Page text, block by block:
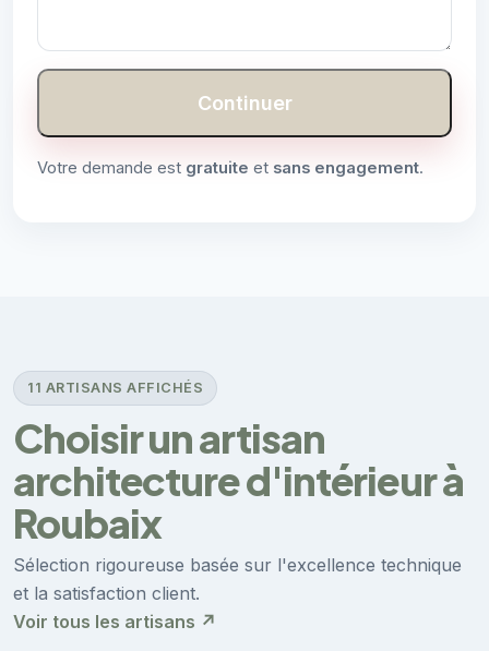
Continuer
Votre demande est gratuite et sans engagement.
11 ARTISANS AFFICHÉS
Choisir un artisan
architecture d'intérieur à
Roubaix
Sélection rigoureuse basée sur l'excellence technique
et la satisfaction client.
Voir tous les artisans ↗